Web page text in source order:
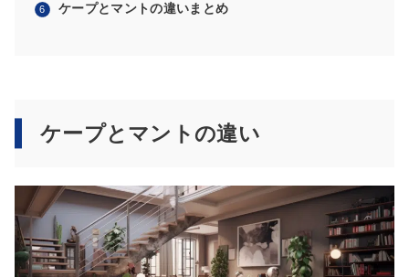
ケープとマントの違いまとめ
ケープとマントの違い